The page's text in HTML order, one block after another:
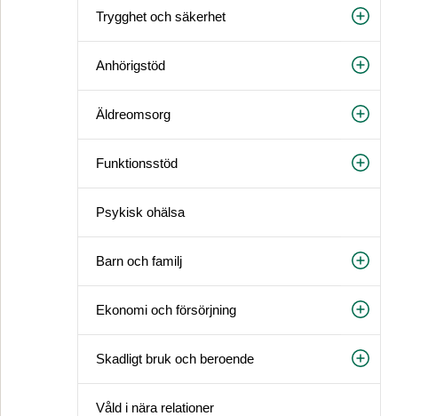
Trygghet och säkerhet
Anhörigstöd
Äldreomsorg
Funktionsstöd
Psykisk ohälsa
Barn och familj
Ekonomi och försörjning
Skadligt bruk och beroende
Våld i nära relationer